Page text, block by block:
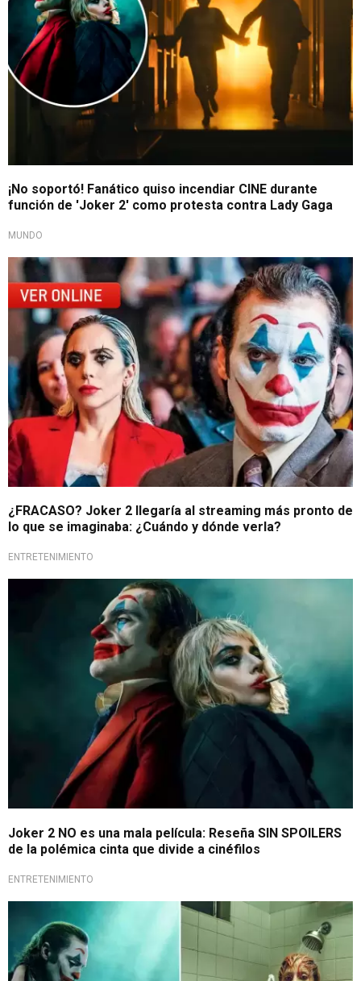
¡No soportó! Fanático quiso incendiar CINE durante
función de 'Joker 2' como protesta contra Lady Gaga
MUNDO
Batió récord
¿FRACASO? Joker 2 llegaría al streaming más pronto de
lo que se imaginaba: ¿Cuándo y dónde verla?
ENTRETENIMIENTO
Joker 2 NO es una mala película: Reseña SIN SPOILERS
de la polémica cinta que divide a cinéfilos
ENTRETENIMIENTO